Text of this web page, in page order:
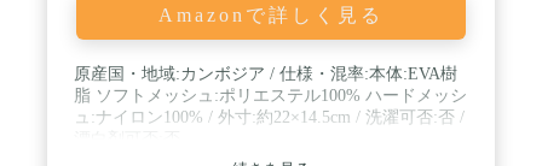
Amazonで詳しく見る
原産国・地域:カンボジア / 仕様・混率:本体:EVA樹
脂 ソフトメッシュ:ポリエステル100% ハードメッシ
ュ:ナイロン100% / 外寸:約22×14.5cm / 洗濯可否:否 /